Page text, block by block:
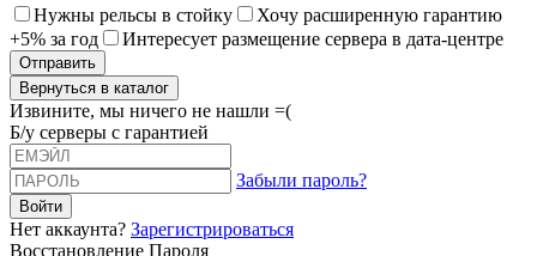
Нужны рельсы в стойку
Хочу расширенную гарантию
+5% за год
Интересует размещение сервера в дата-центре
Вернуться в каталог
Извините, мы ничего не нашли =(
Б/у серверы с гарантией
Забыли пароль?
Нет аккаунта? Зарегистрироваться
Восстановление Пароля